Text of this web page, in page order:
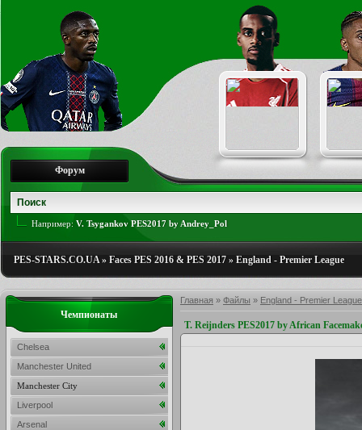
Форум
Например: V. Tsygankov PES2017 by Andrey_Pol
PES-STARS.CO.UA» Faces PES 2016 & PES 2017 » England - Premier League
Главная » Файлы » England - Premier League
T. Reijnders PES2017 by African
Чемпионаты
Chelsea
Manchester United
Manchester City
Liverpool
Arsenal